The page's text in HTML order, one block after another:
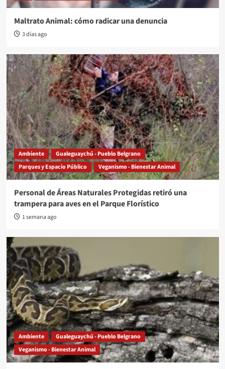
Maltrato Animal: cómo radicar una denuncia
3 días ago
Ambiente
Gualeguaychú - Pueblo Belgrano
Parques y Espacio Público
Veganismo - Bienestar Animal
Personal de Áreas Naturales Protegidas retiró una
trampera para aves en el Parque Florístico
1 semana ago
Ambiente
Gualeguaychú - Pueblo Belgrano
Veganismo - Bienestar Animal